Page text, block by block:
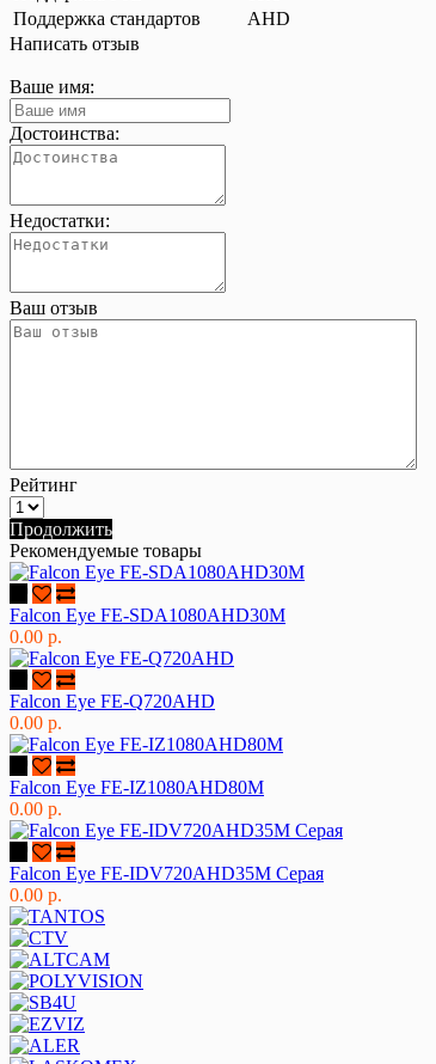
Поддержка стандартов
AHD
Написать отзыв
Ваше имя:
Достоинства:
Недостатки:
Ваш отзыв
Рейтинг
Продолжить
Рекомендуемые товары
Falcon Eye FE-SDA1080AHD30M
0.00 р.
Falcon Eye FE-Q720AHD
0.00 р.
Falcon Eye FE-IZ1080AHD80M
0.00 р.
Falcon Eye FE-IDV720AHD35M Серая
0.00 р.